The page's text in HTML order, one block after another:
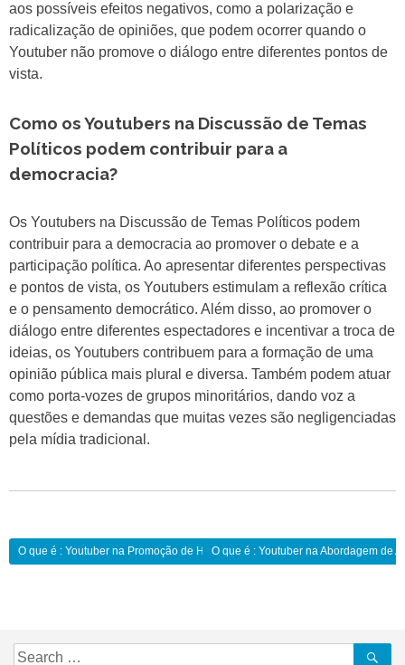
aos possíveis efeitos negativos, como a polarização e
radicalização de opiniões, que podem ocorrer quando o
Youtuber não promove o diálogo entre diferentes pontos de
vista.
Como os Youtubers na Discussão de Temas
Políticos podem contribuir para a
democracia?
Os Youtubers na Discussão de Temas Políticos podem
contribuir para a democracia ao promover o debate e a
participação política. Ao apresentar diferentes perspectivas
e pontos de vista, os Youtubers estimulam a reflexão crítica
e o pensamento democrático. Além disso, ao promover o
diálogo entre diferentes espectadores e incentivar a troca de
ideias, os Youtubers contribuem para a formação de uma
opinião pública mais plural e diversa. Também podem atuar
como porta-vozes de grupos minoritários, dando voz a
questões e demandas que muitas vezes são negligenciadas
pela mídia tradicional.
Navegação
O que é : Youtuber na Promoção de Habilidades Socioemocionais:
O que é : Youtuber na Abordagem de
Search